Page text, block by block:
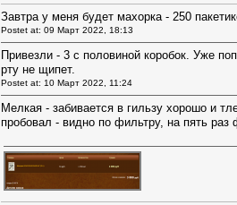
Завтра у меня будет махорка - 250
Postet at: 09 Март 2022, 18:13
Привезли - 3 с половиной коробок. Уже
рту не щипет.
Postet at: 10 Март 2022, 11:24
Мелкая - забивается в гильзу хорошо и
пробовал - видно по фильтру, на пять